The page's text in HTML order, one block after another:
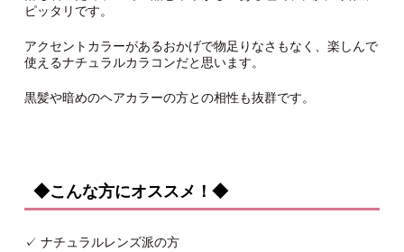
ピッタリです。
アクセントカラーがあるおかげで物足りなさもなく、楽しんで
使えるナチュラルカラコンだと思います。
黒髪や暗めのヘアカラーの方との相性も抜群です。
◆こんな方にオススメ！◆
✓ ナチュラルレンズ派の方